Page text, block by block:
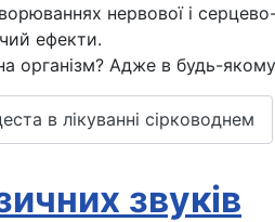
нервової і
ефекти.
організм? Адже в будь-
в лікуванні сірководнем
звуків